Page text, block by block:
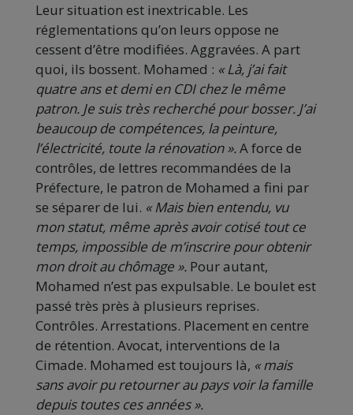
Leur situation est inextricable. Les
réglementations qu’on leurs oppose ne
cessent d’être modifiées. Aggravées. A part
quoi, ils bossent. Mohamed : « Là, j’ai fait
quatre ans et demi en CDI chez le même
patron. Je suis très recherché pour bosser. J’ai
beaucoup de compétences, la peinture,
l’électricité, toute la rénovation ».A force de
contrôles, de lettres recommandées de la
Préfecture, le patron de Mohamed a fini par
se séparer de lui. « Mais bien entendu, vu
mon statut, même après avoir cotisé tout ce
temps, impossible de m’inscrire pour obtenir
mon droit au chômage ». Pour autant,
Mohamed n’est pas expulsable. Le boulet est
passé très près à plusieurs reprises.
Contrôles. Arrestations. Placement en centre
de rétention. Avocat, interventions de la
Cimade. Mohamed est toujours là, « mais
sans avoir pu retourner au pays voir la famille
depuis toutes ces années ».